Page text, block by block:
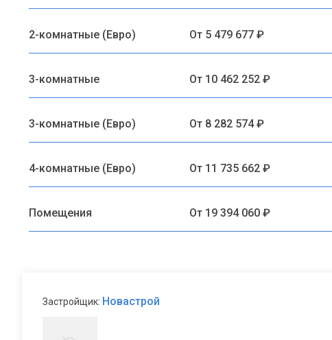
2-комнатные (Евро) От 5 479 677 ₽
3-комнатные От 10 462 252 ₽
3-комнатные (Евро) От 8 282 574 ₽
4-комнатные (Евро) От 11 735 662 ₽
Помещения От 19 394 060 ₽
Застройщик: Новастрой